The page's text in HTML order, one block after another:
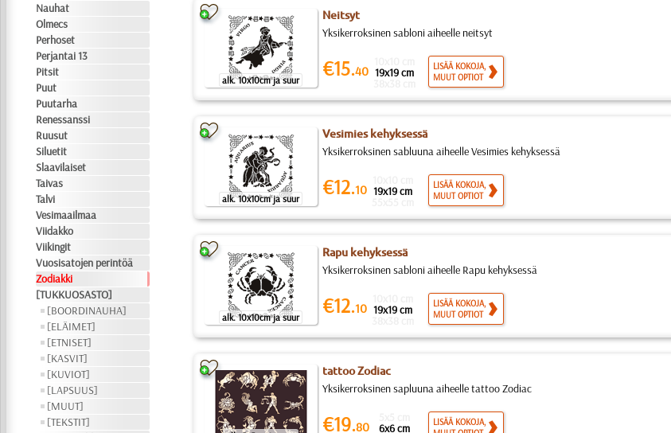
Nauhat
Olmecs
Perhoset
Perjantai 13
Pitsit
Puut
Puutarha
Renessanssi
Ruusut
Siluetit
Slaavilaiset
Taivas
Talvi
Vesimaailmaa
Viidakko
Viikingit
Vuosisatojen perintöä
Zodiakki
[TUKKUOSASTO]
[BOORDINAUHA]
[ELÄIMET]
[ETNISET]
[KASVIT]
[KUVIOT]
[LAPSUUS]
[MUUT]
[TEKSTIT]
alk. 10x10cm ja suur
Neitsyt
Yksikerroksinen sabloni aiheelle neitsyt
€15.40 19x19 cm
LISÄÄ KOKOJA,
MUUT OPTIOT
alk. 10x10cm ja suur
Vesimies kehyksessä
Yksikerroksinen sabluuna aiheelle Vesimies kehyksessä
€12.10 19x19 cm
LISÄÄ KOKOJA,
MUUT OPTIOT
alk. 10x10cm ja suur
Rapu kehyksessä
Yksikerroksinen sabloni aiheelle Rapu kehyksessä
€12.10 19x19 cm
LISÄÄ KOKOJA,
MUUT OPTIOT
tattoo Zodiac
Yksikerroksinen sapluuna aiheelle tattoo Zodiac
€19.80 6x6 cm
LISÄÄ KOKOJA,